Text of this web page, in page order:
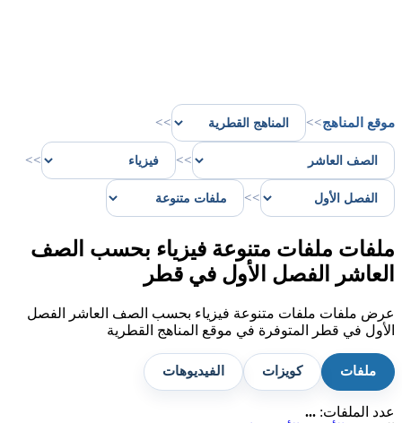
موقع المناهج>>
>>
>>
>>
>>
ملفات ملفات متنوعة فيزياء بحسب الصف
العاشر الفصل الأول في قطر
عرض ملفات ملفات متنوعة فيزياء بحسب الصف العاشر الفصل
الأول في قطر المتوفرة في موقع المناهج القطرية
ملفات كويزات الفيديوهات
عدد الملفات: ...